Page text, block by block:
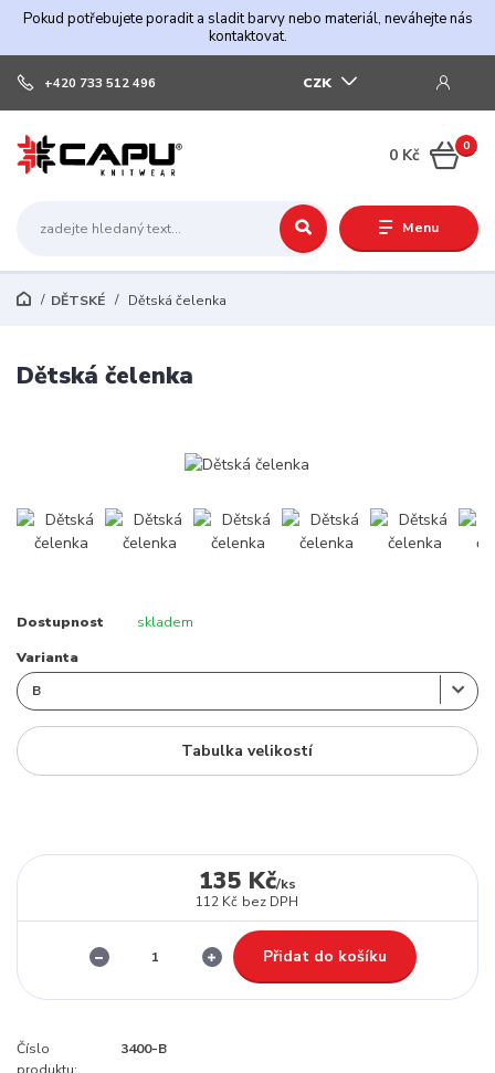
Pokud potřebujete poradit a sladit barvy nebo materiál, neváhejte nás
kontaktovat.
Menu
CZK
+420 733 512 496
0
0 Kč
DĚTSKÉ Dětská čelenka
Dětská čelenka
Dostupnost skladem
Varianta
Tabulka velikostí
135 Kč/ks
112 Kč bez DPH
Přidat do košíku
Číslo
produktu:
3400-B